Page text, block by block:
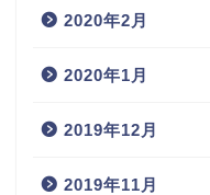
2020年2月
2020年1月
2019年12月
2019年11月